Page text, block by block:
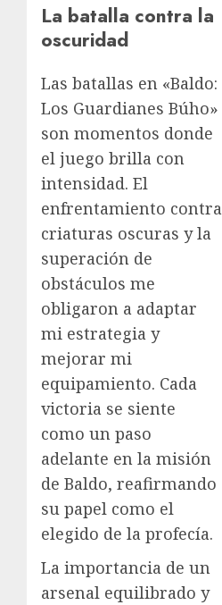
La batalla contra la
oscuridad
Las batallas en «Baldo:
Los Guardianes Búho»
son momentos donde
el juego brilla con
intensidad. El
enfrentamiento contra
criaturas oscuras y la
superación de
obstáculos me
obligaron a adaptar
mi estrategia y
mejorar mi
equipamiento. Cada
victoria se siente
como un paso
adelante en la misión
de Baldo, reafirmando
su papel como el
elegido de la profecía.
La importancia de un
arsenal equilibrado y